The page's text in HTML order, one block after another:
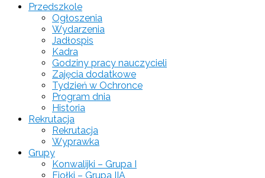
Przedszkole
Ogłoszenia
Wydarzenia
Jadłospis
Kadra
Godziny pracy nauczycieli
Zajęcia dodatkowe
Tydzień w Ochronce
Program dnia
Historia
Rekrutacja
Rekrutacja
Wyprawka
Grupy
Konwalijki – Grupa I
Fiołki – Grupa IIA